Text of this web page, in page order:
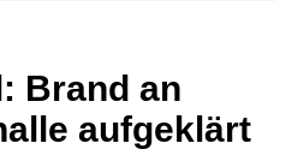
Brand an
aufgeklärt